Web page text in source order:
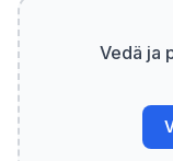
Vedä ja